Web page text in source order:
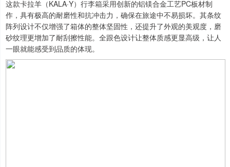
这款卡拉羊（KALA·Y）行李箱采用创新的铝镁合金工艺PC板材制
作，具有极高的耐磨性和抗冲击力，确保在旅途中不易损坏。其条纹
阵列设计不仅增强了箱体的整体坚固性，还提升了外观的美观度，磨
砂纹理更增加了耐刮擦性能。全跟色设计让整体质感更显高级，让人
一眼就能感受到品质的体现。